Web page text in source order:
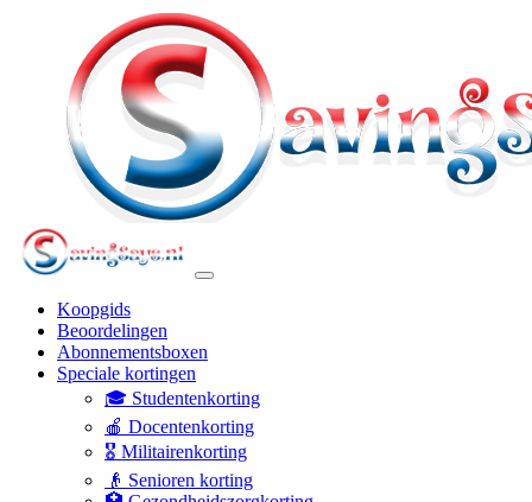
Koopgids
Beoordelingen
Abonnementsboxen
Speciale kortingen
🎓 Studentenkorting
🍎 Docentenkorting
🎖️ Militairenkorting
👴 Senioren korting